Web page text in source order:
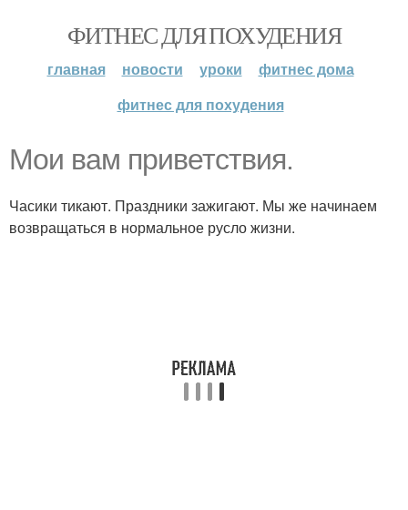
ФИТНЕС ДЛЯ ПОХУДЕНИЯ
главная новости уроки
фитнес дома
фитнес для похудения
Мои вам приветствия.
Часики тикают. Праздники зажигают. Мы же начинаем
возвращаться в нормальное русло жизни.